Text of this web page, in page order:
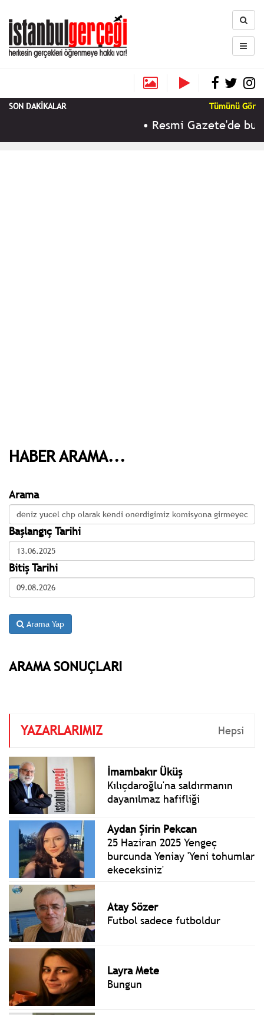
SON DAKİKALAR Tümünü Gör
•Resmi Gazete'de
HABER ARAMA...
Arama
Başlangıç Tarihi
Bitiş Tarihi
Arama Yap
ARAMA SONUÇLARI
YAZARLARIMIZ Hepsi
İmambakır Üküş
Kılıçdaroğlu'na saldırmanın
dayanılmaz hafifliği
Aydan Şirin Pekcan
25 Haziran 2025 Yengeç
burcunda Yeniay 'Yeni tohumlar
ekeceksiniz'
Atay Sözer
Futbol sadece futboldur
Layra Mete
Bungun